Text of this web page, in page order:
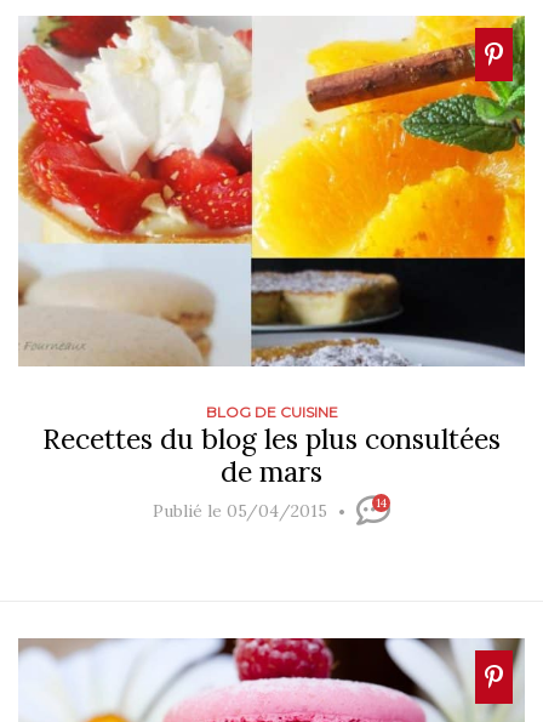
BLOG DE CUISINE
Recettes du blog les plus consultées
de mars
Publié le 05/04/2015 14